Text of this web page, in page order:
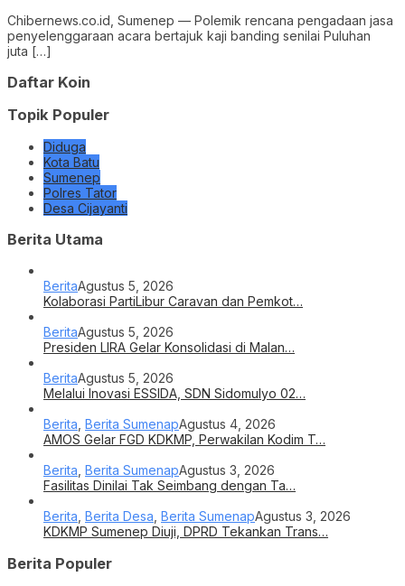
Chibernews.co.id, Sumenep — Polemik rencana pengadaan jasa
penyelenggaraan acara bertajuk kaji banding senilai Puluhan
juta […]
Daftar Koin
Topik Populer
Diduga
Kota Batu
Sumenep
Polres Tator
Desa Cijayanti
Berita Utama
BeritaAgustus 5, 2026
Kolaborasi PartiLibur Caravan dan Pemkot…
BeritaAgustus 5, 2026
Presiden LIRA Gelar Konsolidasi di Malan…
BeritaAgustus 5, 2026
Melalui Inovasi ESSIDA, SDN Sidomulyo 02…
Berita Berita SumenapAgustus 4, 2026
AMOS Gelar FGD KDKMP, Perwakilan Kodim T…
Berita Berita SumenapAgustus 3, 2026
Fasilitas Dinilai Tak Seimbang dengan Ta…
Berita Berita Desa Berita SumenapAgustus 3, 2026
KDKMP Sumenep Diuji, DPRD Tekankan Trans…
Berita Populer